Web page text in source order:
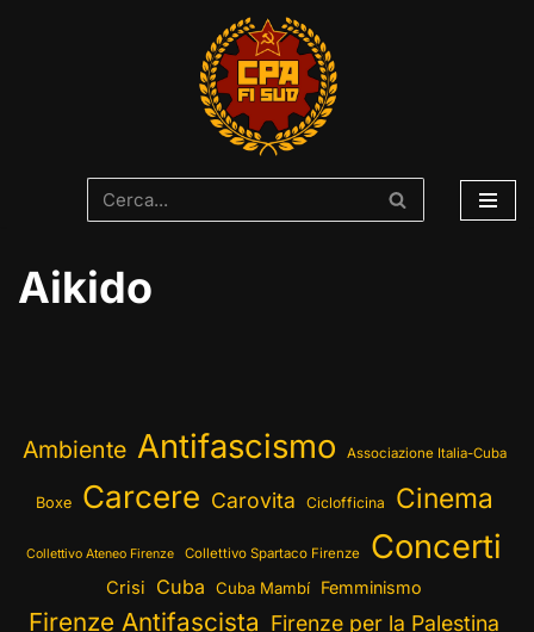
Aikido
Ambiente Antifascismo Associazione Italia-Cuba
Boxe Carcere Carovita Ciclofficina Cinema
Collettivo Ateneo Firenze Collettivo Spartaco Firenze Concerti
Crisi Cuba Cuba Mambí Femminismo
Firenze Antifascista Firenze per la Palestina